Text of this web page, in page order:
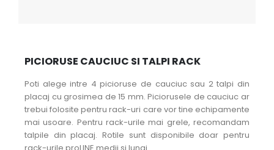
PICIORUSE CAUCIUC SI TALPI RACK
Poti alege intre 4 picioruse de cauciuc sau 2 talpi din
placaj cu grosimea de 15 mm. Piciorusele de cauciuc ar
trebui folosite pentru rack-uri care vor tine echipamente
mai usoare. Pentru rack-urile mai grele, recomandam
talpile din placaj. Rotile sunt disponibile doar pentru